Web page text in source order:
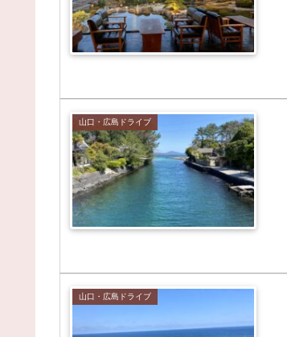
山口・広島ドライブ
山口・広島ドライブ